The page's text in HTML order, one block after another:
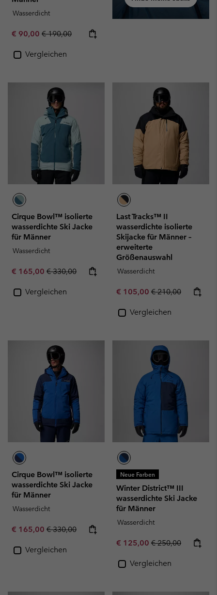
Wasserdicht
Sale price:
€ 90,00 Regular price:
€ 190,00
Vergleichen
Cirque Bowl™ isolierte
wasserdichte Ski Jacke
für Männer
Wasserdicht
Sale price:
€ 165,00 Regular price:
€ 330,00
Vergleichen
Last Tracks™ II
wasserdichte isolierte
Skijacke für Männer –
erweiterte
Größenauswahl
Wasserdicht
Sale price:
€ 105,00 Regular price:
€ 210,00
Vergleichen
Cirque Bowl™ isolierte
wasserdichte Ski Jacke
für Männer
Wasserdicht
Sale price:
€ 165,00 Regular price:
€ 330,00
Vergleichen
Neue Farben
Winter District™ III
wasserdichte Ski Jacke
für Männer
Wasserdicht
Sale price:
€ 125,00 Regular price:
€ 250,00
Vergleichen